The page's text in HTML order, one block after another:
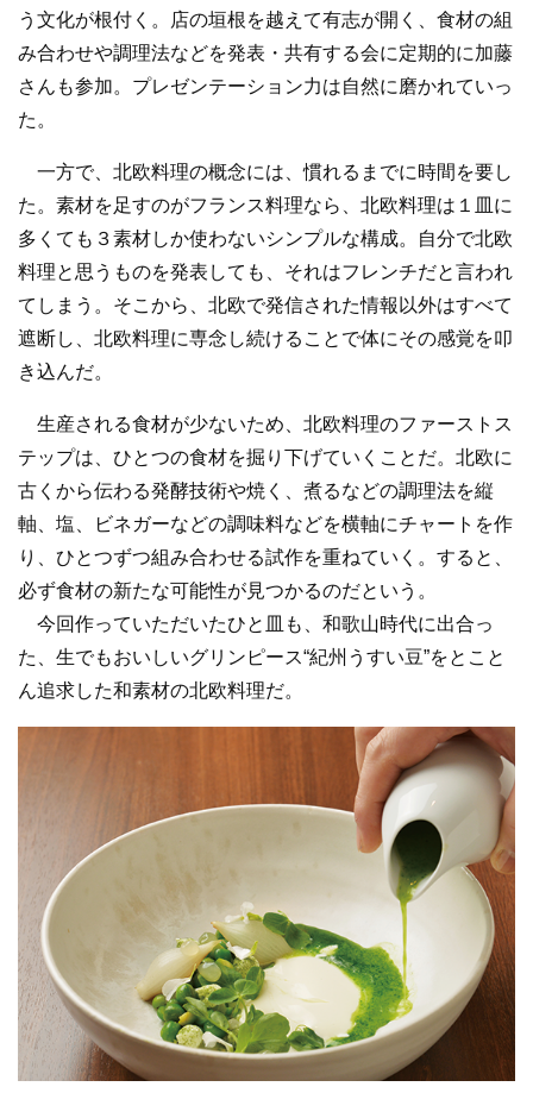
う文化が根付く。店の垣根を越えて有志が開く、食材の組
み合わせや調理法などを発表・共有する会に定期的に加藤
さんも参加。プレゼンテーション力は自然に磨かれていっ
た。
一方で、北欧料理の概念には、慣れるまでに時間を要し
た。素材を足すのがフランス料理なら、北欧料理は１皿に
多くても３素材しか使わないシンプルな構成。自分で北欧
料理と思うものを発表しても、それはフレンチだと言われ
てしまう。そこから、北欧で発信された情報以外はすべて
遮断し、北欧料理に専念し続けることで体にその感覚を叩
き込んだ。
生産される食材が少ないため、北欧料理のファーストス
テップは、ひとつの食材を掘り下げていくことだ。北欧に
古くから伝わる発酵技術や焼く、煮るなどの調理法を縦
軸、塩、ビネガーなどの調味料などを横軸にチャートを作
り、ひとつずつ組み合わせる試作を重ねていく。すると、
必ず食材の新たな可能性が見つかるのだという。
今回作っていただいたひと皿も、和歌山時代に出合っ
た、生でもおいしいグリンピース“紀州うすい豆”をとこと
ん追求した和素材の北欧料理だ。